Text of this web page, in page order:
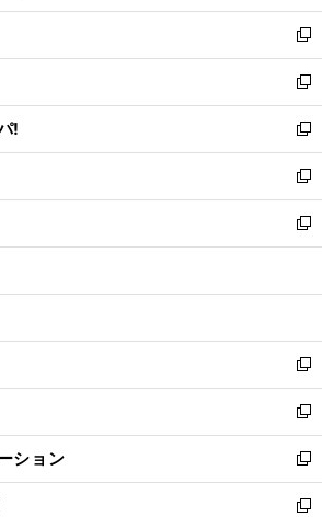
開
く
ウ
で
開
く
ン
ド
ウ
で
開
く
ウ
ィ
ン
ド
ウ
で
開
く
新
し
い
ウ
ィ
ン
ド
ウ
で
開
新
し
い
ウ
ィ
ン
ド
ウ
開
!
新
し
い
ウ
ィ
ン
ウ
開
く
新
し
い
ウ
ン
ウ
で
開
く
新
し
ウ
ン
ド
ウ
で
開
く
新
し
い
ウ
ィ
ン
ド
新
し
い
ウ
ィ
ション
新
し
い
新